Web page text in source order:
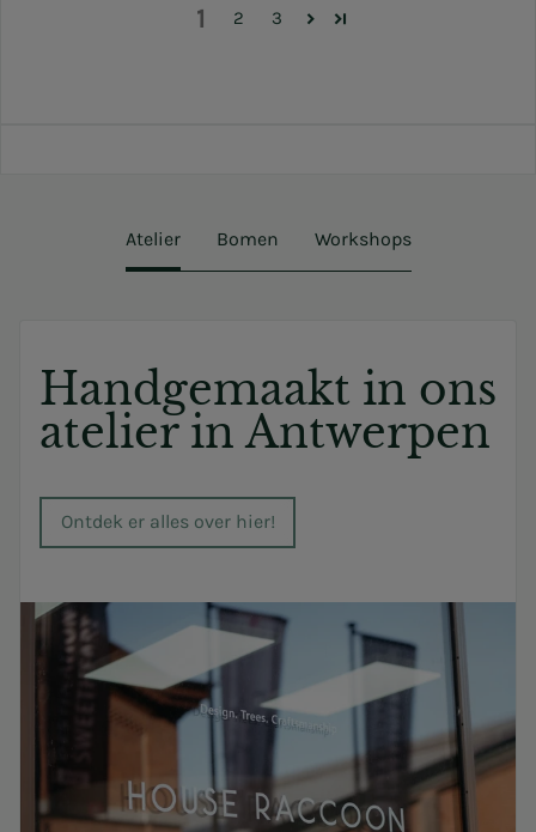
1 2 3
Atelier Bomen Workshops
Handgemaakt in ons
atelier in Antwerpen
Ontdek er alles over hier!